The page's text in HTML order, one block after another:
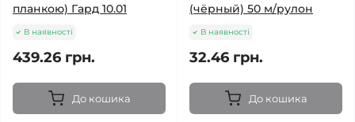
планкою) Гард 10.01
В наявності
439.26 грн.
До кошика
(чёрный) 50 м/рулон
В наявності
32.46 грн.
До кошика